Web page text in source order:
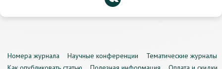
Номера журнала Научные конференции
Тематические журналы